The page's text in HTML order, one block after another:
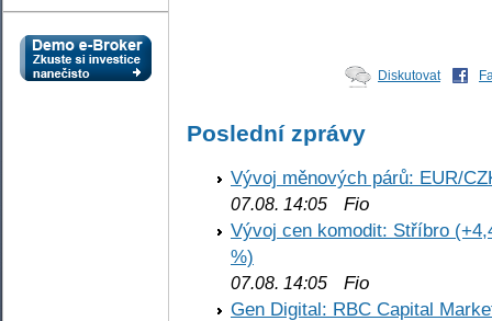
Diskutovat
Poslední zprávy
Vývoj měnových párů: EUR/
07.08. 14:05 Fio
Vývoj cen komodit: Stříbro
%)
07.08. 14:05 Fio
Gen Digital: RBC Capital